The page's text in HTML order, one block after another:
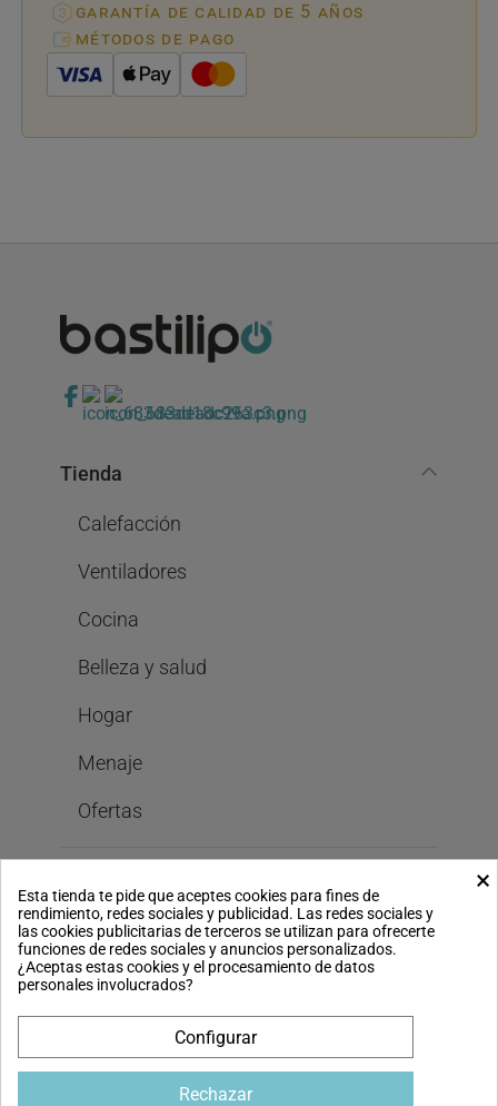
garantía de calidad de 5 años
métodos de pago
Tienda
Calefacción
Ventiladores
Cocina
Belleza y salud
Hogar
Menaje
Ofertas
Bastilipo
Legal
Pago seguro
×
Esta tienda te pide que aceptes cookies para fines de
rendimiento, redes sociales y publicidad. Las redes sociales y
las cookies publicitarias de terceros se utilizan para ofrecerte
funciones de redes sociales y anuncios personalizados.
¿Aceptas estas cookies y el procesamiento de datos
personales involucrados?
Configurar
Rechazar